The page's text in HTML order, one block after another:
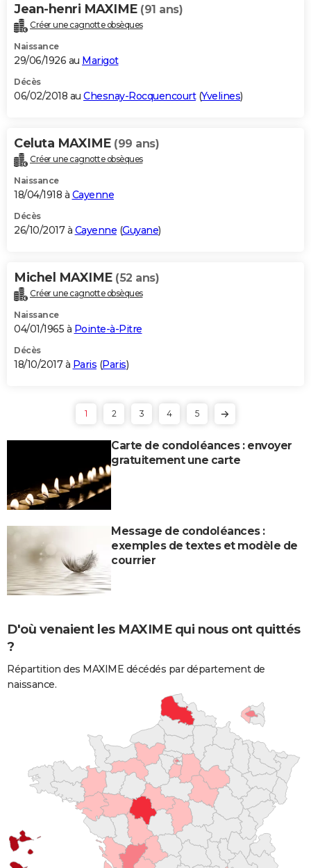
Jean-henri MAXIME (91 ans)
Créer une cagnotte obsèques
Naissance
29/06/1926 au Marigot
Décès
06/02/2018 au Chesnay-Rocquencourt(Yvelines)
Celuta MAXIME (99 ans)
Créer une cagnotte obsèques
Naissance
18/04/1918 à Cayenne
Décès
26/10/2017 à Cayenne (Guyane)
Michel MAXIME (52 ans)
Créer une cagnotte obsèques
Naissance
04/01/1965 à Pointe-à-Pitre
Décès
18/10/2017 à Paris (Paris)
1 2 3 4 5
Carte de condoléances : envoyer
gratuitement une carte
Message de condoléances :
exemples de textes et modèle de
courrier
D'où venaient les MAXIME qui nous ont quittés
?
Répartition des MAXIME décédés par département de
naissance.